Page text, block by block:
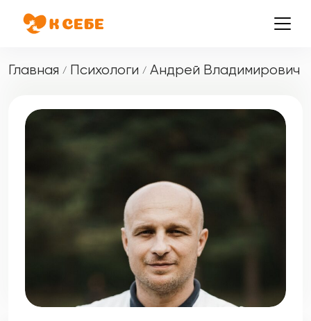
Главная / Психологи / Андрей Владимирович